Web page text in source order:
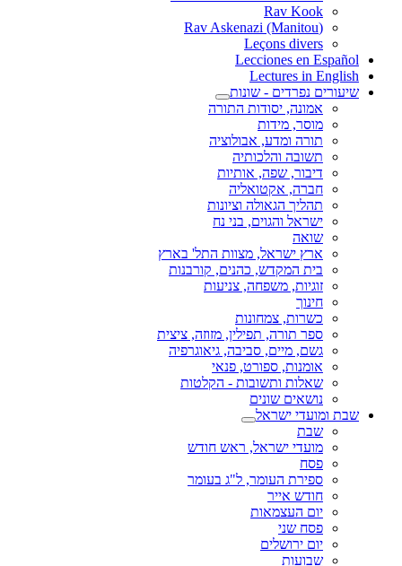
Rav Kook
(Rav Askenazi (Manitou
Leçons divers
Lecciones en Español
Lectures in English
שיעורים נפרדים - שונות
אמונה, יסודות התורה
מוסר, מידות
תורה ומדע, אבולוציה
תשובה והלכותיה
דיבור, שפה, אותיות
חברה, אקטואליה
תהליך הגאולה וציונות
ישראל והגוים, בני נח
שואה
ארץ ישראל, מצוות התל' בארץ
בית המקדש, כהנים, קורבנות
זוגיות, משפחה, צניעות
חינוך
כשרות, צמחונות
ספר תורה, תפילין, מזוזה, ציצית
גשם, מיים, סביבה, גיאוגרפיה
אומנות, ספורט, פנאי
שאלות ותשובות - הקלטות
נושאים שונים
שבת ומועדי ישראל
שבת
מועדי ישראל, ראש חודש
פסח
ספירת העומר, ל"ג בעומר
חודש אייר
יום העצמאות
פסח שני
יום ירושלים
שבועות